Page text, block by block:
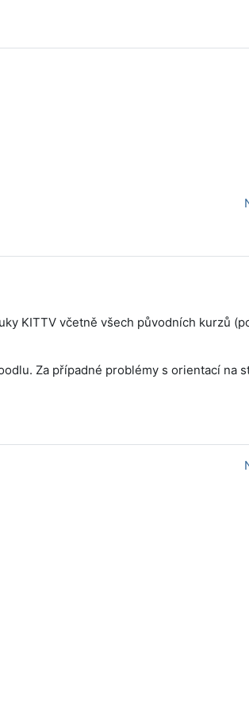
KITTV včetně všech původních kurzů
Za případné problémy s orientací na